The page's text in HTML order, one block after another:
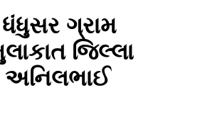
ગ્રામ
જિલ્લા
અનિલભાઈ